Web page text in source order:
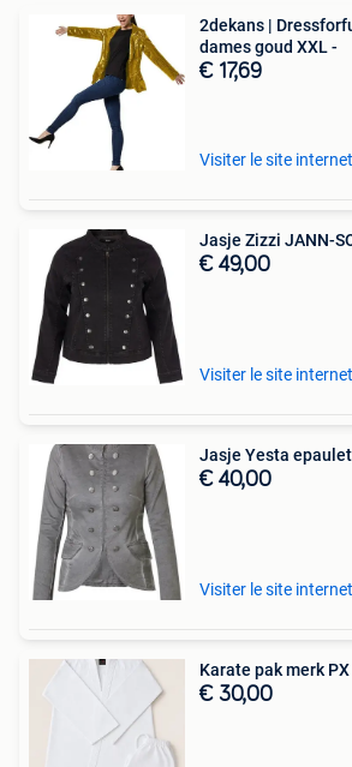
2dekans |
dames goud XXL -
€ 17,69
Visiter le site internet
Jasje Zizzi JANN-
€ 49,00
Visiter le site internet
Jasje Yesta
€ 40,00
Visiter le site internet
Karate pak merk PX
€ 30,00